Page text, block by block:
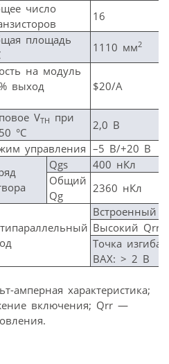
число
16
площадь
1110 мм2
на модуль
выход
$20/A
VTH при
°C
2,0 В
управления –5 В/+20 В
Qgs
400 нКл
Общий
Qg
2360 нКл
Встроенный
Высокий Qrr
Точка изгиба
ВАХ: > 2 В
амперная характеристика;
включения; Qrr —